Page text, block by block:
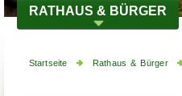
RATHAUS & BÜRGER
Startseite Rathaus & Bürger